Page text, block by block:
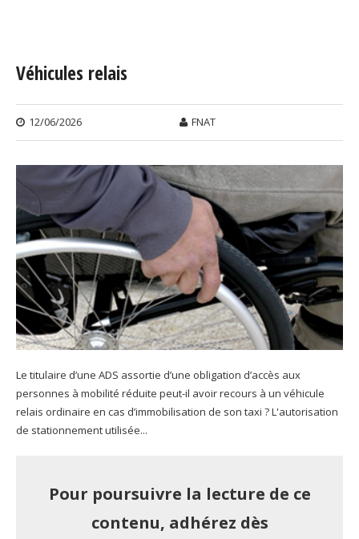
Véhicules relais
12/06/2026 FNAT
Le titulaire d’une ADS assortie d’une obligation d’accès aux
personnes à mobilité réduite peut-il avoir recours à un véhicule
relais ordinaire en cas d’immobilisation de son taxi ? L'autorisation
de stationnement utilisée...
Pour poursuivre la lecture de ce
contenu, adhérez dès